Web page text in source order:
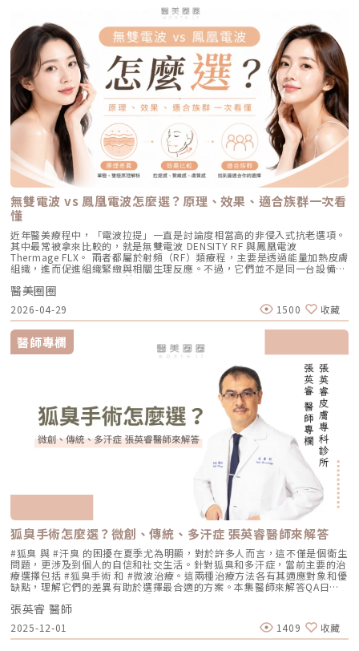
幅萎縮皮脂腺，把出油量降到極低，讓長痘痘的機率降到最低。但人體是有
自我修復機制的，經過數年後，部分皮脂腺可能會慢慢恢復部分功能。此
外，極端的壓力、嚴重的賀爾蒙失調依然可能引發零星的痘痘。但整體來
說，膚況絕對會比治療前穩定非常多。許多人會選擇在 1 到 2 年後，將
AviClear 作為年度的「控油進廠保養」來施打一次。Q5：打完 AviClear 後
有修復期嗎？該怎麼保養？A：由於屬於「非侵入性」的安全療程，術後皮
膚最多只會有輕微的泛紅，通常在幾個小時到一天內就會自然消退，完全不
影響日常上班上課。術後的保養也非常簡單：只要做好「基礎保濕」與「確
實防曬」，並在術後一週內暫停使用美白、酸類或去角質等刺激性產品即
可。對於忙碌的現代人來說，是非常友善的午休醫美選擇。拿回肌膚的主導
權，抗痘不再是一場苦戰青春痘從來就不只是一個表面的皮膚問題，它更深
刻地牽動著個人的自信心與社交生活。過去，嚴重痘痘肌患者往往陷入兩
難：任憑痘痘反覆肆虐，或是無奈忍受口服藥物的強烈副作用。隨著 2026
年新一代抗痘武器AviClear 戰痘雷射（1726nm）問世，無疑為醫學美容界
與深受痘痘困擾的患者，提供了一個全新、安全且具備極長效性的無藥物解
答。它成功將抗痘戰場，從伴隨負擔的全身性藥物代謝，精準轉移至局部的
皮脂腺控制，從源頭阻斷致痘環境。如果你也厭倦了反覆擦藥、吃藥的無盡
輪迴，渴望重新擁有一張清爽、穩定、不易泛油光的健康臉龐，建議尋求專
業醫師進行完整的膚況評估。透過精準的雷射療程規劃，為自己預約一個遠
離痘疤與油光的全新未來！
波 Exion、無限電波 Potenza）原理：結合了「微針」與「電波（RF）」
雙重優勢。透過極細的微針穿透表皮，在到達真皮層特定深度時瞬間釋放電
波熱能。這不僅能刺激膠原蛋白與彈力蛋白重組（改善老化型毛孔），微針
的物理性破壞與電波熱能，還能破壞過度活躍的皮脂腺（改善出油型毛
孔）。適合誰：混合型毛孔（又油又鬆弛）、肝斑體質不適合打高能量雷射
者、想全面提升膚質緊緻度的人。效果與特色：因為熱能在皮膚深層釋放，
表皮的熱傷害極小，退紅快（通常隔天即可上妝）。對於膚質的「整體優
化」有非常亮眼的表現。5. 物理性微創重建：得美微針筆（Dermapen）原
理：透過儀器上極細微的針頭，在肌膚表層每秒創造出1,920的微小穿刺通
道。這種「微破壞」能直接啟動肌膚天然的傷口癒合機制，刺激膠原蛋白與
彈力蛋白增生。更棒的是，這些微通道能像海綿一樣，大幅提升後續保養精
華（如生長因子、高濃度玻尿酸）的吸收率，達到加乘的養膚效果。適合族
群：老化型毛孔、淺層凹洞型毛孔、膚質粗糙者，以及對部分能量型療程較
為敏感、希望降低反黑風險的族群（實際仍需由醫師評估）。效果與特色：
因為沒有雷射或電波的「熱傷害」，所以術後照顧相對簡單，反黑機率極
低。做完後通常會有 1~3 天的微泛紅，能溫和改善膚質與毛孔細緻度的新
興療程。醫美療程怎麼選？重點大評比為了讓你更清楚怎麼挑選，我們整理
了五大主力療程的比較表：療程後的關鍵：醫美術後保養黃金法則許多人投
入療程本身，卻忽略術後照護的重要性，可能影響修復效果，甚至增加色素
沉澱風險。掌握以下三大原則，有助於穩定膚況並延續療程效果：1. 加強保
濕修護雷射或電波療程後，肌膚屏障暫時較為脆弱，容易出現乾燥與水分流
失。建議選擇成分單純、無香精與酒精的保濕與修護產品（如玻尿酸、神經
醯胺），協助維持肌膚修復所需的穩定環境。2. 落實防曬措施術後肌膚對紫
外線較為敏感，建議使用足夠防曬係數（如 SPF30–50 以上），並搭配帽
子、陽傘等物理性防曬，以降低色素沉澱的風險。3. 避免刺激性保養於恢復
期間內，應暫停使用酸類（如果酸、水楊酸）、A醇、去角質及高刺激性美
白產品。實際恢復時間會依療程種類與個人膚況不同，建議依照醫師指示逐
步恢復日常保養。毛孔粗大常見問題Q&A Q1：做完醫美，毛孔就可以「完
全消失」嗎？ 這是不切實際的期望喔！毛孔是皮膚正常的生理結構，不可
能完全消失不見。醫美療程的目標是讓變大、變形毛孔「縮小、變淺」，讓
肌膚在視覺上達到平滑、細緻的效果，也就是俗稱的「水煮蛋肌」狀態。
Q2：打雷射縮毛孔，皮膚會不會越打越薄？ 正確的雷射治療不但不會讓皮
膚變薄，反而會因為刺激真皮層膠原蛋白新生，讓肌膚變得更厚實、更有彈
性！但前提是「間隔時間要充足」且「能量掌控得當」，過度頻繁的施打才
有可能破壞皮膚屏障。Q3：改善毛孔粗大，通常需要打幾次才有效？ 醫美
不是變魔術，通常需要一個「療程」的規劃。以皮秒雷射或微針電波為例，
通常會建議進行 3~5 次（每次間隔約 4~6 週）為一個完整療程。不過，多
數人在第 2 次治療後，就會感覺到上妝變得服貼、出油量減少的明顯變化
了。Q4：我是容易泛紅的敏感肌或酒糟肌，也能做醫美縮毛孔嗎？需經醫
師審慎評估。敏感肌或酒糟肌因皮膚屏障較脆弱，若在發炎尚未穩定的情況
下進行高能量雷射，可能增加泛紅加劇或刺激反應的風險。因此治療重點通
常會先放在「穩定膚況與降低發炎反應」，並依個別狀況調整可能的誘發因
素。待肌膚穩定後，再由醫師評估選擇較溫和的療程，例如微針類療程或能
量可精準控制的微針電波，以循序漸進方式改善毛孔粗大與膚質細緻度。
Q5：我平常有在擦酸類或A醇縮毛孔，做醫美前後需要停用嗎？建議暫停使
用，但實際時間需依療程種類與個人膚況調整。酸類（如果酸、水楊酸）與
A醇會促進角質代謝，可能在療程前後增加肌膚敏感度，使刺激反應（如泛
紅、乾燥）加劇，並提高色素沉澱的風險。一般常見建議為：療程前約3–7
天暫停使用，術後約1–2週再視肌膚修復狀況逐步恢復。但實際仍應依醫師
評估為準。在停用期間，建議以溫和清潔、加強保濕與修護（如玻尿酸、神
經醯胺等），並落實防曬措施，協助肌膚穩定修復。擺脫毛孔焦慮，找回平
滑自信肌對抗毛孔粗大是一場長期抗戰，它需要你改變不良的生活習慣、建
立正確的居家保養觀念，並適時借助醫美科技的強大力量來突破瓶頸。現在
的醫美技術已經能為各種膚況提供客製化的解決方案，如果不確定自己到底
是屬於哪一種毛孔類型，或者不知道該從哪一個療程下手，建議直接安排時
間到專業的醫美診所進行諮詢。透過醫師的專業評估，甚至搭配高階的肌膚
檢測儀器，才能為你規劃出最精準、最不走冤枉路的縮毛孔計畫！★溫馨提
術，不只是把能量打在斑點上，而是以更科學、更安全的方式處理色素問
題。AutoDerm 智慧影像分析系統在正式治療前，系統會先掃描肌膚，辨識
每一處斑點的分布、深度與範圍。這讓醫師不再只依賴肉眼判斷，而是能透
過影像資訊調整能量，讓治療更客製化、也更一致。對於斑點多、深淺不一
或分布不規則的人來說，這項技術能有效提升治療的精準度。CPTL 超冷卻
保護除斑過程中最令人擔心的副作用之一，就是因熱能過高造成紅腫、脫
皮，甚至反黑。CPTL 的作用是在雷射擊發的同時迅速降溫，使肌膚保持在
低溫狀態，避免熱能向周圍擴散。皮膚被冷保護包覆後，不僅治療時更舒
適，也能減少後續的發炎反應，讓整體修復期縮短許多。VSLS色素冷剝離
技術在 532 奈米波長下，Reepot 的能量並非以高熱燒灼黑色素，而是以機
械式的震動作用使色素顆粒鬆動、分離，再交由身體自然代謝。這項機制能
同時保護真皮層的血管結構，減少對健康組織的影響，讓整個治療更溫和，
也降低出現過度刺激或色素反應的可能性。透過這三項核心技術的搭配，
Reepot 不只是單純「把斑點打掉」，而是以更安全、更穩定的方式改善色
素問題，也更符合現代人對於恢復期短、風險低的期待。Reepot 為何能將
斑點一撕即除？人工皮代謝讓改善更有感為什麼 Reepot 能做到治療後「撕
除人工皮時同步帶走斑點」？這與它的能量作用與術後設計密切相關。
Reepot 透過 532 nm 能量搭配冷剝離技術，使表層黑色素逐漸被帶向角質
層；治療後覆蓋的人工皮則提供穩定、封閉式的修復環境，讓色素在代謝期
間被更完整地固定在表皮。當人工皮在回診時由專業人員取下，老化角質連
同部分色素會一併脫落，因此能呈現出「一撕即除」的改善效果。以冷卻保
護與機械式震動相結合的方式，讓斑點代謝更有感，也讓治療成果更直觀。
誰適合做 Reepot？讓你一眼就能找到自己的定位Reepot 特別適合以下肌
膚需求： 曬斑、雀斑、老人斑、顴骨母斑 膚色暗沉不均，看起來不夠乾淨
或偏敏感，不敢嘗試侵略性太高的治療Reepot AI時光雷射的效果：一次能
改善什麼？以下為臨床上常見改善情況（效果因個人皮膚而異）： 斑點淡
化明顯 膚色提亮、均勻度提升 老人斑變淡、邊界變柔和 妝感變乾淨，妝更
貼更亮 肌膚質地有細緻感Reepot 術後恢復期與照護指南Reepot 最大優勢
之一就是修復期短。常見反應淡淡泛紅：1–3 天斑點結痂／色素加深：3–7
天代謝期：1–2 週術前事項1. 治療部位若有傷口、感染或過敏發炎需等肌膚
恢復後再施作。2. 有心律調節器、光敏感或慢性疾病者需由醫師評估安全
性。3. 孕婦、哺乳者與近期使用光敏藥物者不建議進行光電療程。4. 三個
月內做過深層換膚或磨皮者需與醫師確認治療時機。5. 術前請避免日曬並停
止酸類、去角質與刺激性保養品。這些都有助於減少反黑。術後照護1. 人工
皮需連續貼著約 14 天且不可自行撕除。2. 若人工皮翹起或濕潤可加貼更大
片人工皮加強固定。3. 術後兩週內避免三溫暖、蒸氣、劇烈流汗與飲酒。4.
請按時回診由專業人員移除人工皮並檢查膚況。5. 如出現紅腫、刺癢或滲出
應立即聯絡診所處理。6. 色素代謝期間避免使用磨砂、卸妝棉與去角質產
品。7. 修復期需加強保濕並確實做好防曬。Reepot 的優勢到底在哪？與傳
準 舒適度 熱感明顯，需敷麻 即時冷卻系統，可不需敷麻 反黑風險 較高 較
理多種斑點 療程次數 修復期 可能需多次，修復期較長 單次有感改善、修復
期更短 適合性 適合多數色斑但風險略高 適合希望快速、低風險改善的族群
Reepot AI時光雷射禁忌症以下情況在接受 Reepot 治療時需特別注意，需
由醫療人員審慎評估：1. 具有光敏感體質或正在使用感光藥物者若皮膚對光
線反應特別強烈，或正在使用會增加光敏性的藥物，治療後發生刺激或色素
反應的風險較高。2. 三個月內曾使用口服 A 酸A 酸會影響皮膚角質更新與
修復速度，使治療後的反應加劇，因此仿單建議需完全停藥至少三個月。3.
最近三到六個月內接受過填補注射包括玻尿酸、洢蓮絲、舒顏萃等填充劑，
為避免能量影響填充物穩定性，需由醫療人員評估治療時機。4. 三個月內接
受過磨皮或其他侵入性治療若表皮尚未完全恢復，過早進行雷射可能造成過
度刺激或延長恢復期。5. 懷孕與哺乳期間仿單中明確列為需避免的狀況，主
要基於安全性與荷爾蒙變動的不確定性雖然非侵入性，但仍建議暫緩治療。
拉提使用的是 RF 射頻能量。RF 是 Radiofrequency 的縮寫。原理是透過
射頻能量在皮膚組織中產生熱能，讓膠原蛋白受熱收縮，並啟動後續的膠原
蛋白新生與重組。很多人一聽到「加熱」會覺得很抽象，電波不是只打一個
點，而是讓一段皮膚組織被均勻加熱。當皮膚裡的膠原纖維遇到適當熱能，
就像鬆掉的彈力網被重新收緊，視覺上會有比較緊、平整的感覺。所以電波
常見的效果感受包括：皮膚變緊、細紋變淡、毛孔視覺變細緻、臉部鬆弛感
改善、膚質變得比較平滑。也因為電波比較強調「皮膚緊緻」和「膚質改
善」，所以如果困擾的是臉看起來鬆鬆的、眼周或嘴邊有細紋、臉頰摸起來
不夠緊實，電波通常會是可以評估的方向。但要注意，電波不是做完就立刻
變成另一張臉。效果通常會分成兩個階段：一部分人會先感覺皮膚有收緊
感，後續則會隨著膠原蛋白慢慢新生，讓緊緻度逐漸出現。音波是什麼？重
點在聚焦超音波與深層拉提音波拉提使用的是 聚焦式超音波能量，常見名
稱包含 HIFU、MFU 或 MFU-V。它的特色是可以把能量聚焦到皮膚深層，形
成一個個熱凝結點，刺激組織收縮與膠原蛋白新生。部分音波療程可透過不
同深度探頭，將能量作用到接近深層支撐結構的位置，例如常被討論的
SMAS 筋膜層。SMAS 是臉部支撐結構的一部分，傳統拉皮手術也會處理這
個層次。音波的概念，就是透過非侵入式方式，把能量送到較深層的支撐結
構，幫助輪廓往上拉。所以音波常見的效果感受包括：下顎線變清楚、嘴邊
肉改善、臉部線條變順、雙下巴或下半臉鬆垂感變少。如果你的困擾不是細
紋，而是「臉往下掉」、「輪廓線越來越模糊」、「拍照時下半臉變重」，
音波通常會比電波更貼近你的需求。不過音波也不是越深越好、越痛越有
效。不同部位需要不同探頭、不同深度與不同發數，醫師必須依照臉型、脂
肪厚度、骨架與皮膚狀況去規劃。打錯層次、能量過高或發數不合適，都可
能影響效果與安全性。電波、音波、傳統拉皮手術差異表 項目 電波拉提 音
波拉提 傳統拉皮手術 療程原理 使用RF射頻能量，透過熱能刺激膠原蛋白收
縮與新生 使用聚焦式超音波能量，將熱能聚焦到特定深度，刺激組織收縮
與膠原蛋白新生 透過外科手術方式，移除多餘皮膚，並重新拉提、固定鬆
弛組織 作用方向 偏向皮膚緊緻、細紋、膚質與鬆弛感改善 偏向深層支撐、
輪廓拉提、下顎線與嘴邊肉改善 偏向明顯鬆弛、下垂組織與多餘皮膚的結
構性改善 常見作用層次 真皮層、皮下組織，依儀器與能量設定不同 真皮
層、皮下組織、筋膜層等不同深度，依探頭與機型不同 皮膚、皮下組織、
肉、下顎線模糊、臉部下垂感 改善明顯鬆弛、下垂與多餘皮膚，拉提幅度
通常較明顯 適合對象 皮膚開始鬆、細紋變多、毛孔或膚質變粗、想讓臉看
起來更緊緻的人 輪廓開始下垂、嘴邊肉明顯、下顎線不清楚、下半臉變重
型、能量與個人耐受度，可能不需麻醉或搭配舒緩方式 通常需要局部麻
上，依手術範圍與複雜度不同 修復期 多數人修復期短，可能有暫時泛紅、
長，可能有腫脹、瘀青、傷口照護與拆線需求 效果出現時間 部分人術後先
有緊實感，完整效果通常隨膠原蛋白新生逐漸出現 部分人術後有緊繃感，
拉提效果通常會在數週至數月逐漸明顯 術後消腫後逐漸看出效果，完整自
然度需等待恢復期 維持時間 約1年至1年半以上，依個人體質、老化速度與
保養而定 約1年至1年半以上，依個人體質、發數、能量與保養而定 通常可
維持數年，但仍會隨年齡與老化速度改變 優點 非侵入式、修復期短、膚質
與緊緻感改善自然 非侵入式、修復期短、對輪廓線與深層支撐較有針對性
拉提幅度通常較明顯，適合較嚴重鬆弛者 限制 對非常明顯的下垂或多餘皮
膚，改善幅度有限 對膚質、毛孔、細紋的改善不一定比電波明顯 需開刀、
強，要問哪個適合你很多人會問：「電波跟音波哪個效果比較好？」但這個
問題其實很容易問錯方向。因為電波和音波不是同一種東西，它們就像健身
無雙電波 vs 鳳凰電波怎麼選？原理、效果、適合族群一次看
懂
近年醫美療程中，「電波拉提」一直是討論度相當高的非侵入式抗老選項。
其中最常被拿來比較的，就是無雙電波 DENSITY RF 與鳳凰電波
Thermage FLX。 兩者都屬於射頻（RF）類療程，主要是透過能量加熱皮膚
組織，進而促進組織緊緻與相關生理反應。不過，它們並不是同一台設備，
也不只是名稱不同而已。 簡單來說： 鳳凰電波較常被用於輪廓緊緻與拉提
需求，屬於單極射頻應用的代表療程； 無雙電波則為結合單極與雙極射頻
的複合式電波療程，常被用於同時兼顧緊緻與膚質改善。 根據原廠資料，
Thermage 為非侵入式射頻療程，可應用於肌膚緊緻與平滑需求；而
DENSITY 則採用單極與雙極射頻能量，可作用於不同皮膚層次。 這也是為
什麼許多人在選擇療程時會產生疑問： 我需要的是「輪廓拉提」，還是
「膚質細緻」？ 我適合鳳凰電波，還是無雙電波？ 兩者是否可以搭配施
作？ 以下將用較好理解的方式，帶你一次釐清兩者差異。什麼是鳳凰電波
Thermage FLX？鳳凰電波的正式名稱是 Thermage FLX，為台灣索塔
SoltaTaiwan Limited旗下的射頻設備。根據台灣原廠資料，Thermage
FLX 採用單極電容耦合射頻技術。所謂「電容耦合」，簡單來說就是能量透
過皮膚表面傳導進入皮膚內部，無需破壞皮膚結構。它的特色是「單極電
波」。是能將熱能傳遞到較深層的皮膚組織，形成較廣泛的容積式加熱。一
般民眾常聽到的「電波拉提」、「緊緻輪廓」、「改善鬆弛」，多半就是從
這類療程概念延伸而來。由於屬於非侵入式，不需要手術或注射，且通常恢
復期較短；效果可能在療程後逐漸顯現，並隨著時間持續變化。鳳凰電波適
合施打族群鳳凰電波比較常被期待用在以下需求： 臉部鬆弛感 下顎線不清
楚 嘴邊肉或輪廓線變模糊 眼周細紋與鬆弛 身體局部肌膚鬆弛 常被作為年度
型保養選項之一不過要特別注意，任何非侵入式儀器療程都不是拉皮手術，
也不是填充療程。它比較適合用來改善輕度到中度鬆弛，若已經有明顯皮膚
下垂、脂肪位移或組織支撐不足，仍需要由專業醫師評估是否需搭配其他療
程。什麼是DENSITY RF無雙電波 ？無雙電波的英文名稱為 DENSITY，由
Jeisys Medical 推出。根據 DENSITY 官方資料，這套系統使用單極與雙極
高頻能量，可將能量傳遞到淺層與深層皮膚組織。它和傳統單一電波不同的
地方，在於它主打「單極 + 雙極」的複合式能量設計。單極偏向較深層作
用，雙極則偏向較表層、較集中，因此在療程定位上，無雙電波常被形容為
兼顧： 深層緊緻 淺層膚質 細紋改善 毛孔與光澤感 整體肌膚精緻度
DENSITY 採用 sequential monopolar + bipolar RF，也就是序列式單極
與雙極射頻能量，並搭配冷卻與即時阻抗校準等設計。無雙電波適合施打族
群無雙電波常被期待用在以下族群： 臉沒有嚴重鬆弛，但開始覺得輪廓不
夠緊 膚質變粗、毛孔變明顯 乾燥細紋、光澤感下降 想做電波，但怕疼痛感
太強 想要自然型、精緻型保養 希望同時處理緊緻與膚質所以如果說鳳凰電
波比較偏「輪廓拉提主力」，無雙電波就比較像「緊緻 + 膚質管理」的複合
醫美圈圈
2026-04-29 1500 收藏
醫師專欄
狐臭手術怎麼選？微創、傳統、多汗症 張英睿醫師來解答
#狐臭 與 #汗臭 的困擾在夏季尤為明顯，對於許多人而言，這不僅是個衛生
問題，更涉及到個人的自信和社交生活。針對狐臭和多汗症，當前主要的治
療選擇包括 #狐臭手術 和 #微波治療。這兩種治療方法各有其適應對象和優
缺點，理解它們的差異有助於選擇最合適的方案。本集醫師來解答QA日常
生活中該如何減少體味產生？重點摘要：00:00 開場00:05 微創旋轉刮刀狐
臭手術與傳統狐臭手術法之比較00:40 狐臭手術治療效果如何？01:55 狐臭
和多汗我都有，但我能使用狐臭手術嗎？02:33 狐臭治療建議幾歲開始做？
03:08 微波治療後汗水會跑到其他部位嗎？04:21 日常生活中該如何減少體
味產生？張英睿皮膚專科診所官網 : http://www.skinbook.com.tw/張英
張英睿 醫師
2025-12-01 1409 收藏